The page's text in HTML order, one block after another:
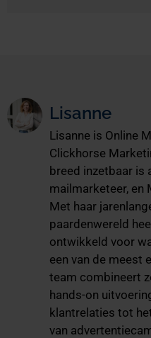
Lisanne
Lisanne is Online
Clickhorse
breed inzetbaar is
mailmarketeer, en
Met haar
paardenwereld
ontwikkeld voor
een van de meest
team combineert
hands-on
klantrelaties tot
van